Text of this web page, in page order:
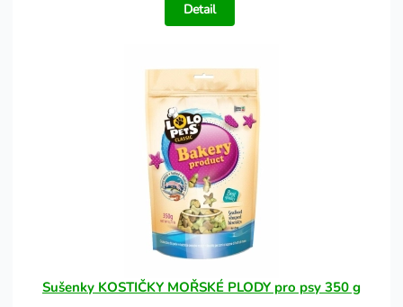
Detail
Sušenky KOSTIČKY MOŘSKÉ PLODY pro psy 350 g